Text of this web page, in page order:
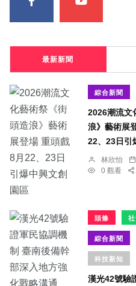
最新新聞
綜合新聞
2026潮流文
浪》藝術展
22、23日引
林欣怡
0 觀看
頭條
綜合新聞
科技新知
漢光42號驗